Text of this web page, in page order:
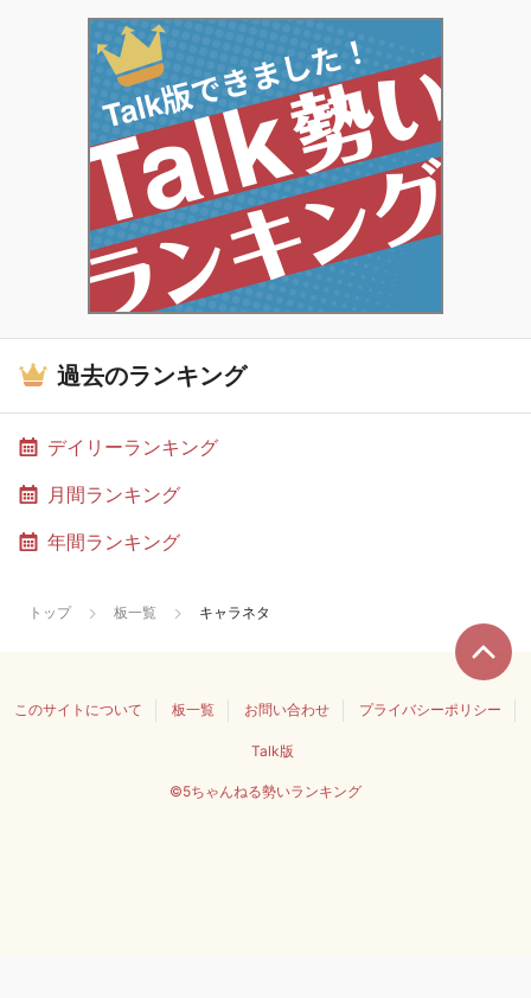
過去のランキング
デイリーランキング
月間ランキング
年間ランキング
トップ 板一覧 キャラネタ
このサイトについて 板一覧 お問い合わせ プライバシーポリシー
Talk版
©5ちゃんねる勢いランキング